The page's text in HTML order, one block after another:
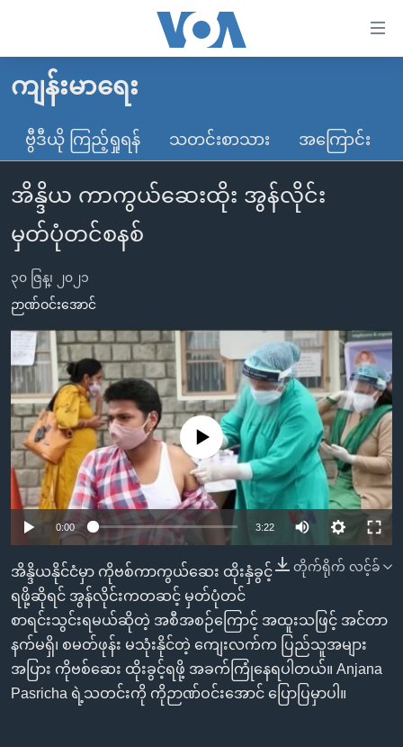
လွယ်ကူ
သည့်
Link
များ
ပင်မ
သို့
ကျော်
ကြည့်
ရန်
ပင်မ
အ
ညွန်း
စာမျက်နှာ
သို့
ကျော်
ကြည့်
ရှာဖွေ
ရန်
နေရာ
သို့
ကျော်
ရန်
မူလစာမျက်နှာ
မြန်မာ
ကမ္ဘာ့သတင်းများ
နိုင်ငံတကာ
အမေရိကန်
အစ္စရေး-ပါလက်စတိုင်း
ဗွီဒီယို
သတင်းလွတ်လပ်ခွင့်
ရပ်ဝန်းတခု လမ်းတခု အလွန်
အင်္ဂလိပ်စာလေ့လာမယ်
မကြေးမုံရဲ့ အင်္ဂလိပ်စာ
ရုပ်ရှင်ထဲက အင်္ဂလိပ်စာ
သုတပဒေသာ အင်္ဂလိပ်စာ
ရေဒီယို
တီဗွီ
ရေဒီယိုနှင့်ရုပ်သံ အချက်အလက်များ
ရေဒီယို/တီဗွီအစီအစဉ်
Learning English
ဗွီအိုအေ လူမှုကွန်ယက်များ
ဘာသာစကားများ
ကျန်းမာရေး
ဗွီဒီယို ကြည့်ရှုရန် သတင်းစာသား အကြောင်း
အိန္ဒိယ ကာကွယ်ဆေးထိုး အွန်လိုင်း
မှတ်ပုံတင်စနစ်
၃၀ ဇြန္၊ ၂၀၂၁
ဉာဏ်ဝင်းအောင်
No media source currently available
0:00 3:22
တိုက်ရိုက် လင့်ခ်
အိန္ဒိယနိုင်ငံမှာ ကိုဗစ်ကာကွယ်ဆေး ထိုးနှံခွင့်
ရဖို့ဆိုရင် အွန်လိုင်းကတဆင့် မှတ်ပုံတင်
စာရင်းသွင်းရမယ်ဆိုတဲ့ အစီအစဉ်ကြောင့် အထူးသဖြင့် အင်တာ
နက်မရှိ၊ စမတ်ဖုန်း မသုံးနိုင်တဲ့ ကျေးလက်က ပြည်သူအများ
အပြား ကိုဗစ်ဆေး ထိုးခွင့်ရဖို့ အခက်ကြုံနေရပါတယ်။ Anjana
Pasricha ရဲ့သတင်းကို ကိုဉာဏ်ဝင်းအောင် ပြောပြမှာပါ။